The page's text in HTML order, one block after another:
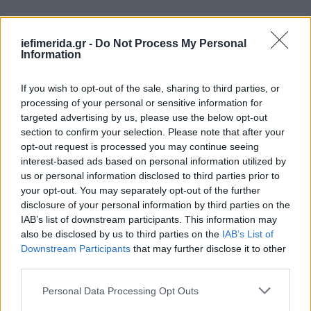
iefimerida.gr - Do Not Process My Personal
Information
If you wish to opt-out of the sale, sharing to third parties, or
processing of your personal or sensitive information for
targeted advertising by us, please use the below opt-out
section to confirm your selection. Please note that after your
opt-out request is processed you may continue seeing
interest-based ads based on personal information utilized by
us or personal information disclosed to third parties prior to
your opt-out. You may separately opt-out of the further
disclosure of your personal information by third parties on the
IAB’s list of downstream participants. This information may
also be disclosed by us to third parties on the IAB’s List of
Downstream Participants that may further disclose it to other
Please note that this website/app uses one or more Google
Personal Data Processing Opt Outs